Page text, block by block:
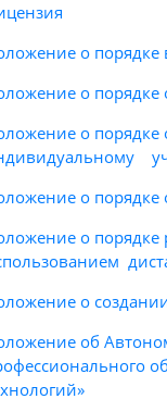
о порядке
о порядке
о порядке
о порядке
о порядке
о
об